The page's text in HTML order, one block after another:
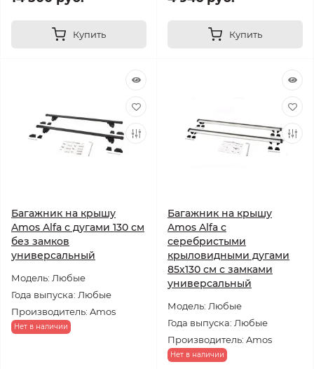
Купить Купить
Багажник на крышу
Amos Alfa с дугами 130 см
без замков
универсальный
Модель: Любые
Года выпуска: Любые
Производитель: Amos
Нет в наличии
Багажник на крышу
Amos Alfa с
серебристыми
крыловидными дугами
85х130 см с замками
универсальный
Модель: Любые
Года выпуска: Любые
Производитель: Amos
Нет в наличии